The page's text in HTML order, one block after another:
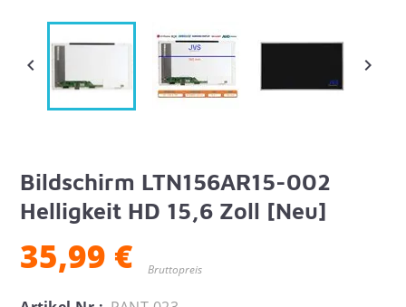
 
Bildschirm LTN156AR15-002
Helligkeit HD 15,6 Zoll [Neu]
35,99 € Bruttopreis